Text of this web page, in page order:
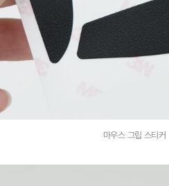
마우스 그립 스티커